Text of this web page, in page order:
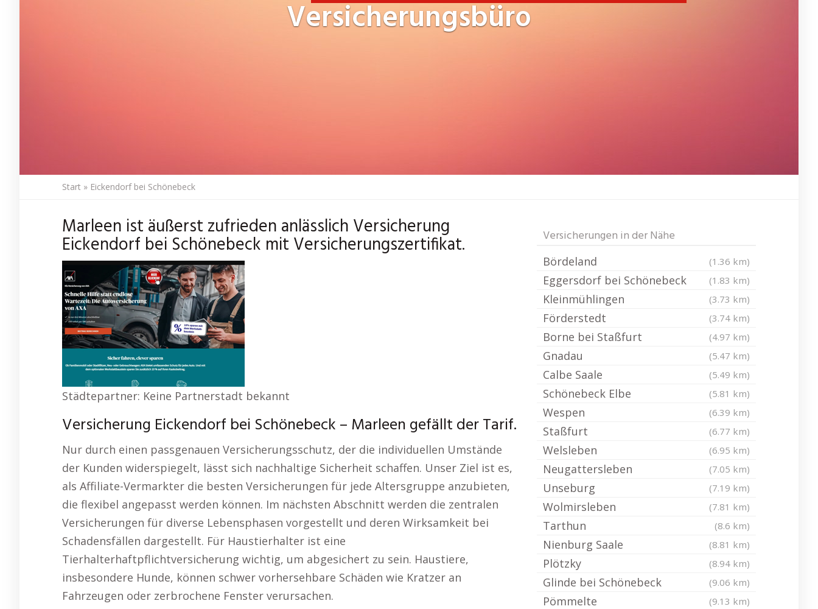
Versicherungsbüro
Start » Eickendorf bei Schönebeck
Marleen ist äußerst zufrieden anlässlich Versicherung
Eickendorf bei Schönebeck mit Versicherungszertifikat.
Städtepartner: Keine Partnerstadt bekannt
Versicherung Eickendorf bei Schönebeck – Marleen gefällt der Tarif.
Nur durch einen passgenauen Versicherungsschutz, der die individuellen Umstände
der Kunden widerspiegelt, lässt sich nachhaltige Sicherheit schaffen. Unser Ziel ist es,
als Affiliate-Vermarkter die besten Versicherungen für jede Altersgruppe anzubieten,
die flexibel angepasst werden können. Im nächsten Abschnitt werden die zentralen
Versicherungen für diverse Lebensphasen vorgestellt und deren Wirksamkeit bei
Schadensfällen dargestellt. Für Haustierhalter ist eine
Tierhalterhaftpflichtversicherung wichtig, um abgesichert zu sein. Haustiere,
insbesondere Hunde, können schwer vorhersehbare Schäden wie Kratzer an
Fahrzeugen oder zerbrochene Fenster verursachen.
Versicherungen in der Nähe
Bördeland (1.36 km)
Eggersdorf bei Schönebeck (1.83 km)
Kleinmühlingen (3.73 km)
Förderstedt (3.74 km)
Borne bei Staßfurt (4.97 km)
Gnadau (5.47 km)
Calbe Saale (5.49 km)
Schönebeck Elbe (5.81 km)
Wespen (6.39 km)
Staßfurt (6.77 km)
Welsleben (6.95 km)
Neugattersleben (7.05 km)
Unseburg (7.19 km)
Wolmirsleben (7.81 km)
Tarthun (8.6 km)
Nienburg Saale (8.81 km)
Plötzky (8.94 km)
Glinde bei Schönebeck (9.06 km)
Pömmelte (9.13 km)